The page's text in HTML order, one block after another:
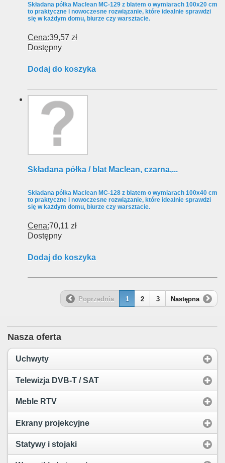
Składana półka Maclean MC-129 z blatem o wymiarach 100x20 cm
to praktyczne i nowoczesne rozwiązanie, które idealnie sprawdzi
się w każdym domu, biurze czy warsztacie.
Cena:39,57 zł
Dostępny
Dodaj do koszyka
Składana półka / blat Maclean, czarna,...
Składana półka Maclean MC-128 z blatem o wymiarach 100x40 cm
to praktyczne i nowoczesne rozwiązanie, które idealnie sprawdzi
się w każdym domu, biurze czy warsztacie.
Cena:70,11 zł
Dostępny
Dodaj do koszyka
Poprzednia 1 2 3 Następna
Nasza oferta
Uchwyty
Telewizja DVB-T / SAT
Meble RTV
Ekrany projekcyjne
Statywy i stojaki